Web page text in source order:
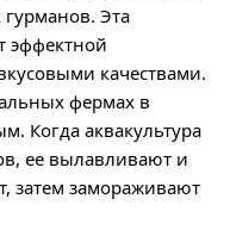
Эта
эффектной
качествами.
фермах в
Когда аквакультура
ее вылавливают и
затем замораживают